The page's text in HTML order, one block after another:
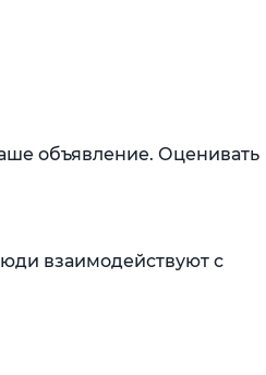
объявление. Оценивать
взаимодействуют с